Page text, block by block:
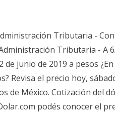
Tributaria -
Tributaria - A
junio de 2019 a pesos
Revisa el precio hoy,
de México. Cotización del
podés conocer el